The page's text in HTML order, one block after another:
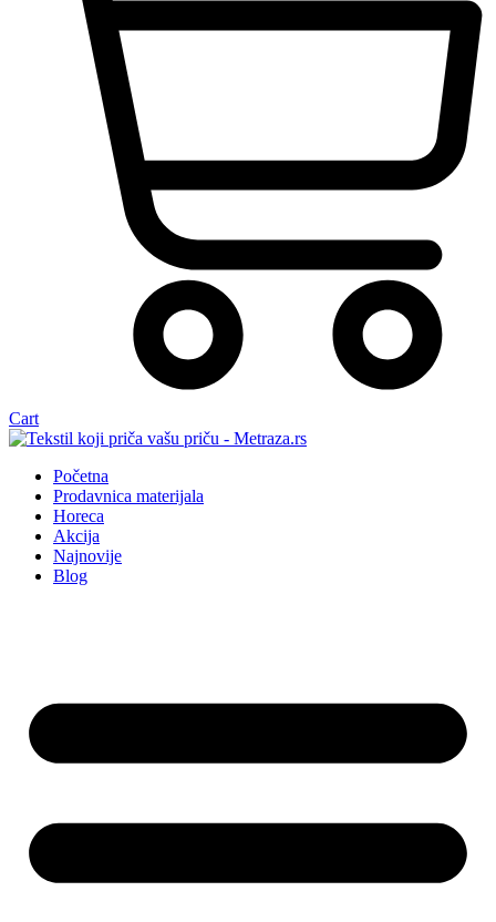
Cart
Početna
Prodavnica materijala
Horeca
Akcija
Najnovije
Blog